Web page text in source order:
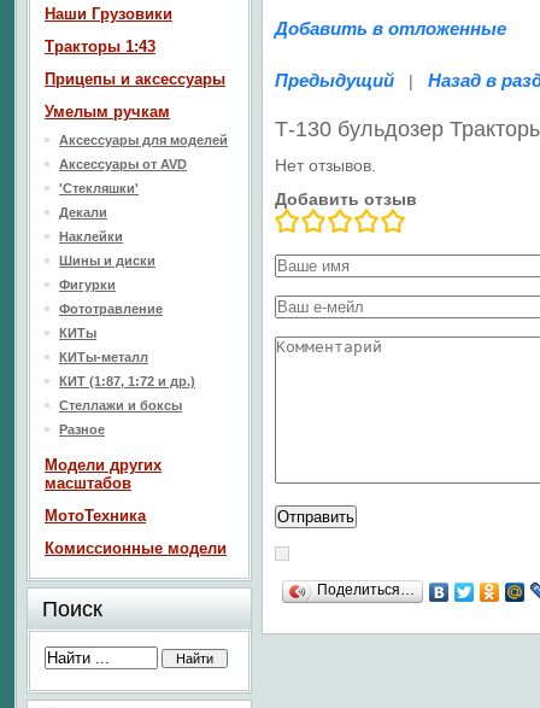
Добавить в отложенные
Предыдущий | Назад в
Т-130 бульдозер
Нет отзывов.
Добавить отзыв
Поделиться…
Наши Грузовики
Тракторы 1:43
Прицепы и аксессуары
Умелым ручкам
Аксессуары для моделей
Аксессуары от AVD
'Стекляшки'
Декали
Наклейки
Шины и диски
Фигурки
Фототравление
КИТы
КИТы-металл
КИТ (1:87, 1:72 и др.)
Стеллажи и боксы
Разное
Модели других
масштабов
МотоТехника
Комиссионные модели
Поиск